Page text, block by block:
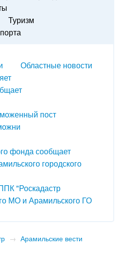
Туризм
Областные новости
пост
фонда сообщает
городского
"Роскадастр
МО и Арамильского ГО
→ Арамильские вести